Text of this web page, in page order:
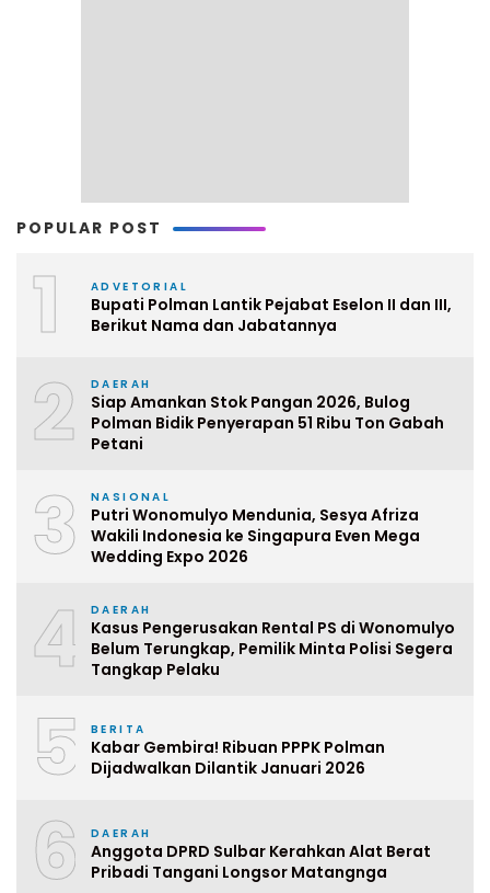
POPULAR POST
1 ADVETORIAL
Bupati Polman Lantik Pejabat Eselon II dan III,
Berikut Nama dan Jabatannya
2 DAERAH
Siap Amankan Stok Pangan 2026, Bulog
Polman Bidik Penyerapan 51 Ribu Ton Gabah
Petani
3 NASIONAL
Putri Wonomulyo Mendunia, Sesya Afriza
Wakili Indonesia ke Singapura Even Mega
Wedding Expo 2026
4 DAERAH
Kasus Pengerusakan Rental PS di Wonomulyo
Belum Terungkap, Pemilik Minta Polisi Segera
Tangkap Pelaku
5 BERITA
Kabar Gembira! Ribuan PPPK Polman
Dijadwalkan Dilantik Januari 2026
6 DAERAH
Anggota DPRD Sulbar Kerahkan Alat Berat
Pribadi Tangani Longsor Matangnga